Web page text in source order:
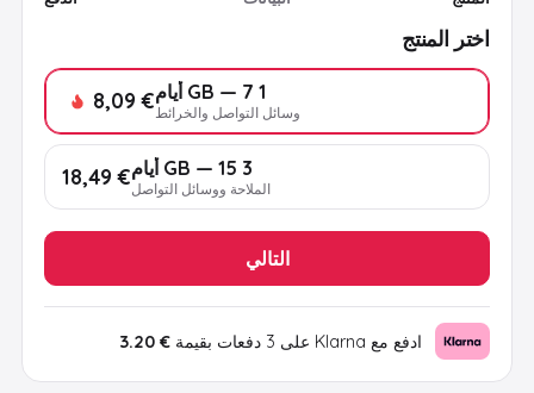
اختر المنتج
1 GB — 7 أيام
وسائل التواصل والخرائط € 8,09
3 GB — 15 أيام
الملاحة ووسائل التواصل€ 18,49
التالي
ادفع مع Klarna على 3 دفعات بقيمة € 3.20